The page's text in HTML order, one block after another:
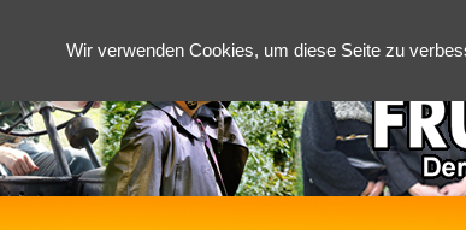
Wir verwenden Cookies, um diese Seite zu